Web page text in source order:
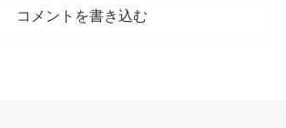
コメントを書き込む